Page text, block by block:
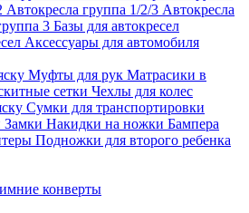
Автокресла группа 1/2/3 Автокресла
3 Базы для автокресел
Аксессуары для автомобиля
Муфты для рук Матрасики в
сетки Чехлы для колес
Сумки для транспортировки
Замки Накидки на ножки Бампера
Подножки для второго ребенка
конверты